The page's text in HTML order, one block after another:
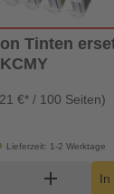
Tinten
€* / 100 Seiten)
Lieferzeit: 1-2 Werktage
Warenkorb
add In